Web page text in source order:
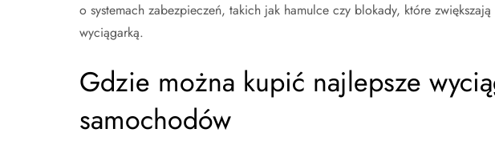
o systemach zabezpieczeń, takich jak hamulce czy blokady, które
wyciągarką.
Gdzie można kupić najlepsze
samochodów